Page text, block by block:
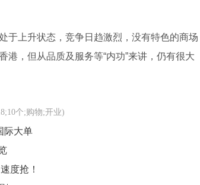
于上升状态，竞争日趋激烈，没有特色的商场
，但从品质及服务等“内功”来讲，仍有很大
个;购物;开业)
际大单
度抢！